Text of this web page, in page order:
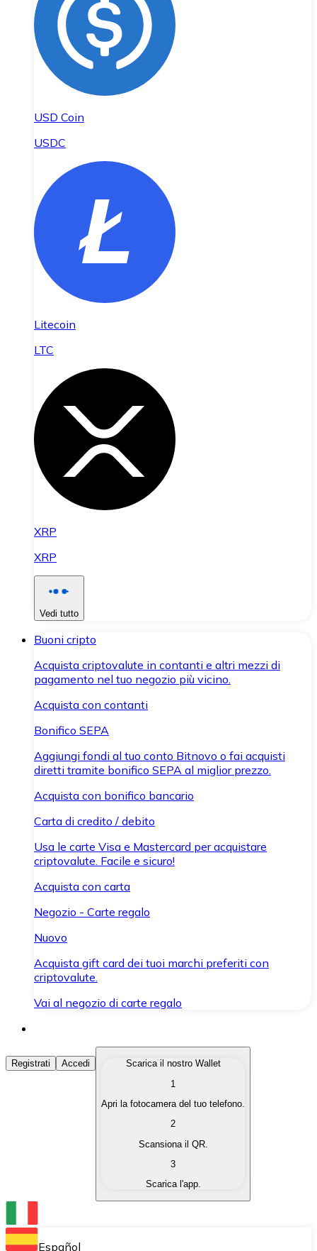
USD Coin
USDC
Litecoin
LTC
XRP
XRP
Vedi tutto
Buoni cripto
Acquista criptovalute in contanti e altri mezzi di
pagamento nel tuo negozio più vicino.
Acquista con contanti
Bonifico SEPA
Aggiungi fondi al tuo conto Bitnovo o fai acquisti
diretti tramite bonifico SEPA al miglior prezzo.
Acquista con bonifico bancario
Carta di credito / debito
Usa le carte Visa e Mastercard per acquistare
criptovalute. Facile e sicuro!
Acquista con carta
Negozio - Carte regalo
Nuovo
Acquista gift card dei tuoi marchi preferiti con
criptovalute.
Vai al negozio di carte regalo
Acquista Criptovalute
Acquista le criptovalute che ti interessano in modo
Converti le tue criptovalute in valuta fiat quando ne
Scambia una criptovaluta con un'altra
Conserva le tue cripto in un Wallet self-custodial.
Registrati Accedi
Scarica il nostro Wallet
1
Apri la fotocamera del tuo telefono.
2
Scansiona il QR.
3
Scarica l'app.
Español